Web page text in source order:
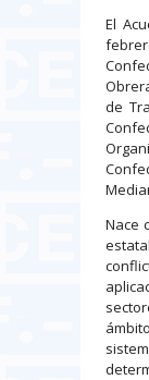
El
de
Nace